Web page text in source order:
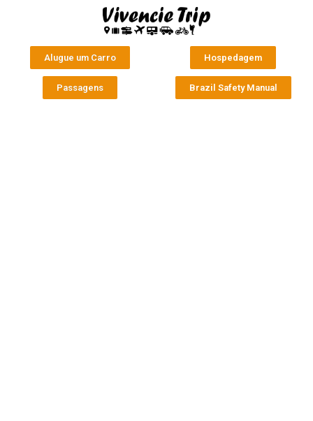
Alugue um Carro Hospedagem
Passagens Brazil Safety Manual